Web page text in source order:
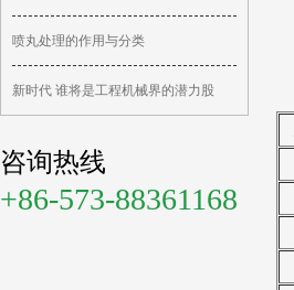
喷丸处理的作用与分类
新时代 谁将是工程机械界的潜力股
咨询热线
+86-573-88361168